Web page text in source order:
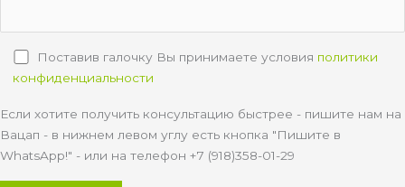
Поставив галочку Вы принимаете условия политики
конфиденциальности
Если хотите получить консультацию быстрее - пишите нам на
Вацап - в нижнем левом углу есть кнопка "Пишите в
WhatsApp!" - или на телефон +7 (918)358-01-29